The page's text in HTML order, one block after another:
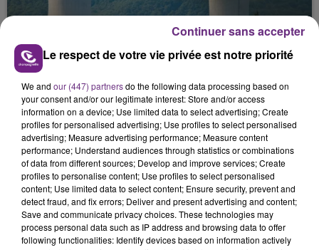
LA CENTRALE NUCLÉAIRE DE CHOOZ
TOUJOURS À L'ARRÊT
Cela fait déjà une semaine que la centrale
nucléaire ardennaise est à l'arrêt. Une situation
justifiée par la sécheresse intense qui est toujours
présente.
LE MAGASIN JOUÉCLUB DE REIMS FERME
Le respect de votre vie privée est notre priorité
We and our (447) partnersdo the following data processing based on
your consent and/or our legitimate interest: Store and/or access
information on a device; Use limited data to select advertising; Create
profiles for personalised advertising; Use profiles to select personalised
advertising; Measure advertising performance; Measure content
performance; Understand audiences through statistics or combinations
of data from different sources; Develop and improve services; Create
profiles to personalise content; Use profiles to select personalised
content; Use limited data to select content; Ensure security, prevent and
detect fraud, and fix errors; Deliver and present advertising and content;
Save and communicate privacy choices. These technologies may
process personal data such as IP address and browsing data to offer
following functionalities: Identify devices based on information actively
Continuer sans accepter